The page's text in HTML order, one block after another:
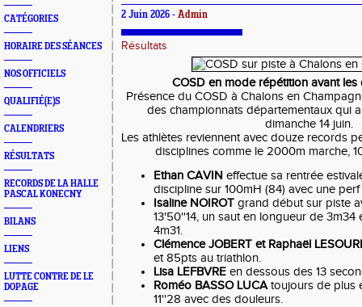
CATÉGORIES
HORAIRE DES SÉANCES
NOS OFFICIELS
QUALIFIÉ(E)S
CALENDRIERS
RÉSULTATS
RECORDS DE LA HALLE
PASCAL KONECNY
BILANS
LIENS
LUTTE CONTRE DE LE
DOPAGE
2 Juin 2026 - Admin
Résultats
COSD en mode répétition avant les
Présence du COSD à Chalons en
des championnats départementaux qui
dimanche 14 juin.
Les athlètes reviennent avec douze records
disciplines comme le 2000m marche,
Ethan CAVIN effectue sa rentrée
discipline sur 100mH (84) avec une
Isaline NOIROT grand début sur piste
13'50''14, un saut en longueur de
4m31.
Clémence JOBERT et Raphaël
et 85pts au triathlon.
Lisa LEFBVRE en dessous des 13
Roméo BASSO LUCAtoujours de plus
11''28 avec des douleurs.